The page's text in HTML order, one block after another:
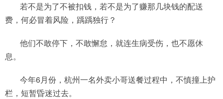
若不是为了不被扣钱，若不是为了赚那几块钱的配送
费，何必冒着风险，踽踽独行？
他们不敢停下，不敢懈怠，就连生病受伤，也不愿休
息。
今年6月份，杭州一名外卖小哥送餐过程中，不慎撞上护
栏，短暂昏迷过去。